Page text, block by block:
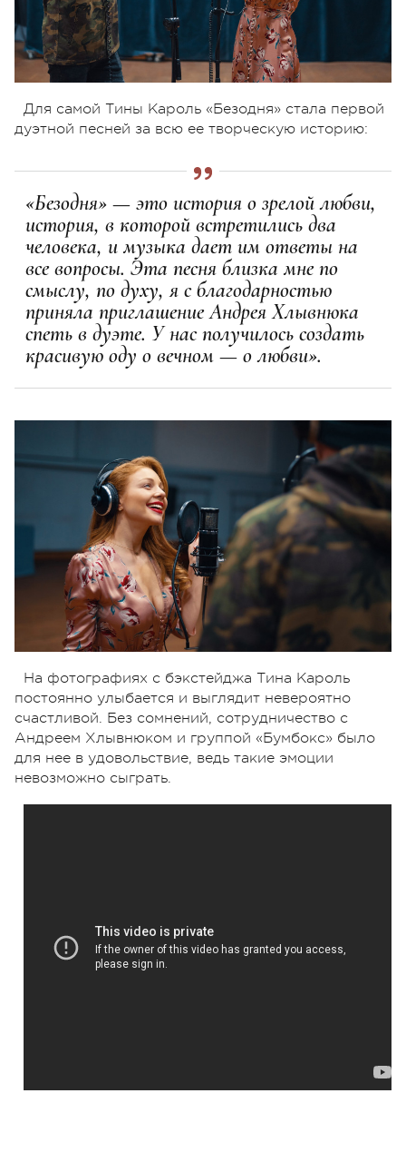
Для самой Тины Кароль «Безодня» стала первой
дуэтной песней за всю ее творческую историю:
«Безодня» — это история о зрелой любви,
история, в которой встретились два
человека, и музыка дает им ответы на
все вопросы. Эта песня близка мне по
смыслу, по духу, я с благодарностью
приняла приглашение Андрея Хлывнюка
спеть в дуэте. У нас получилось создать
красивую оду о вечном — о любви».
На фотографиях с бэкстейджа Тина Кароль
постоянно улыбается и выглядит невероятно
счастливой. Без сомнений, сотрудничество с
Андреем Хлывнюком и группой «Бумбокс» было
для нее в удовольствие, ведь такие эмоции
невозможно сыграть.